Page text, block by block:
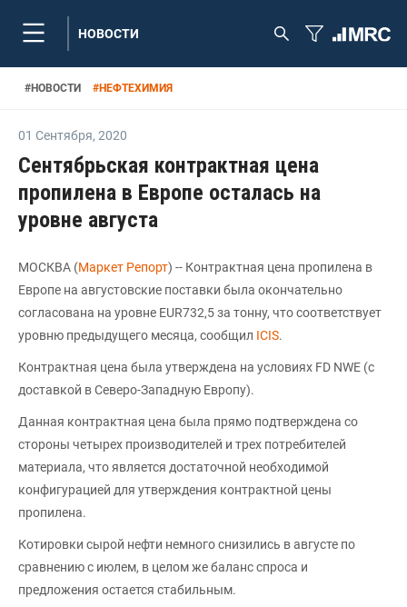
НОВОСТИ
#НОВОСТИ #НЕФТЕХИМИЯ
01 Сентября, 2020
Сентябрьская контрактная цена
пропилена в Европе осталась на
уровне августа
МОСКВА (Маркет Репорт) -- Контрактная цена пропилена в
Европе на августовские поставки была окончательно
согласована на уровне EUR732,5 за тонну, что соответствует
уровню предыдущего месяца, сообщил ICIS.
Контрактная цена была утверждена на условиях FD NWE (с
доставкой в Северо-Западную Европу).
Данная контрактная цена была прямо подтверждена со
стороны четырех производителей и трех потребителей
материала, что является достаточной необходимой
конфигурацией для утверждения контрактной цены
пропилена.
Котировки сырой нефти немного снизились в августе по
сравнению с июлем, в целом же баланс спроса и
предложения остается стабильным.